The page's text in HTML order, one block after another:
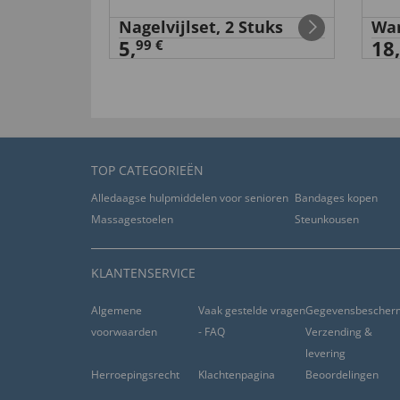
“Assure une bonne protection pour les fuites
vanHermann V. door24.08.2024
nuttig (0) niet nuttig (0)
vanBernd B. door22.03.2024
nuttig ( niet nuttig (0)
Nagelvijlset, 2 Stuks
5,99 € 18,
TOP CATEGORIEËN
Alledaagse hulpmiddelen voor senioren Bandages kopen
Massagestoelen
Steunkousen
KLANTENSERVICE
Algemene
voorwaarden
Vaak gestelde vragen
- FAQ
Verzending &
levering
Herroepingsrecht
Klachtenpagina Beoordelingen